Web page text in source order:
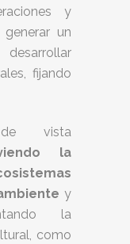
y
un
fijando
vista
la
y
la
como